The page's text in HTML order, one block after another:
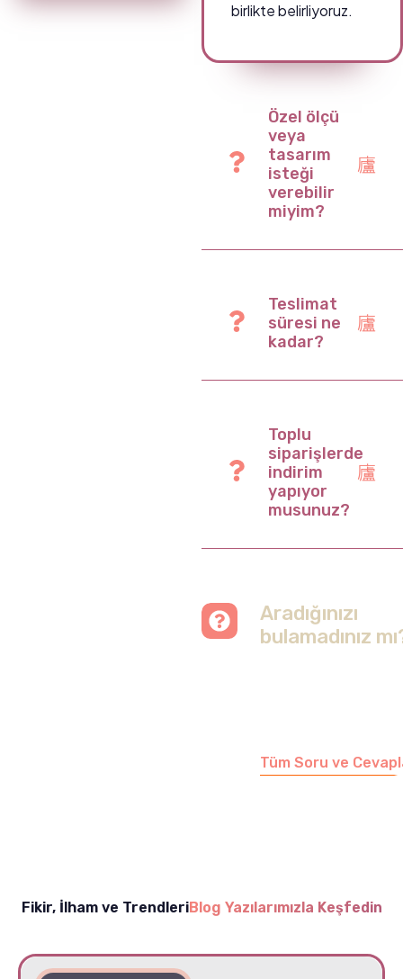
birlikte belirliyoruz.
Özel ölçü
veya
tasarım
isteği
verebilir
miyim?
Teslimat
süresi ne
kadar?
Toplu
siparişlerde
indirim
yapıyor
musunuz?
Aradığınızı
bulamadınız
Tüm Soru ve
Fikir, İlham ve TrendleriBlog Yazılarımızla Keşfedin